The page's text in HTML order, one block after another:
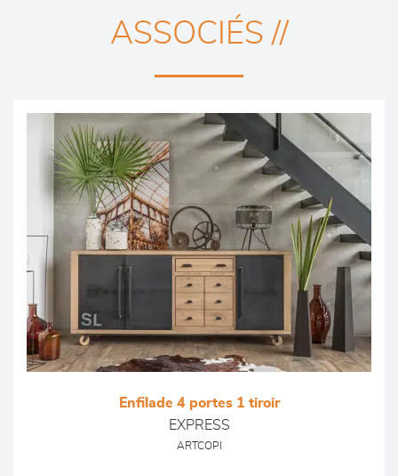
ASSOCIÉS //
Enfilade 4 portes 1 tiroir
EXPRESS
ARTCOPI